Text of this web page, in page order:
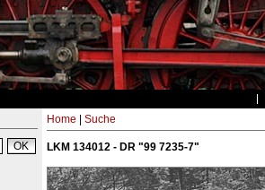
Home Suche
LKM 134012 - DR "99 7235-7"